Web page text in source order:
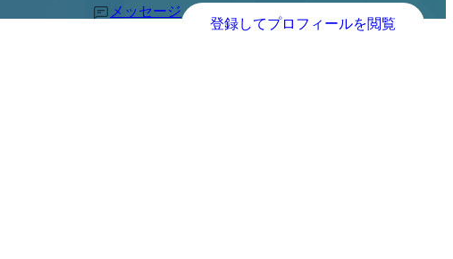
メッセージ
登録してプロフィールを閲覧